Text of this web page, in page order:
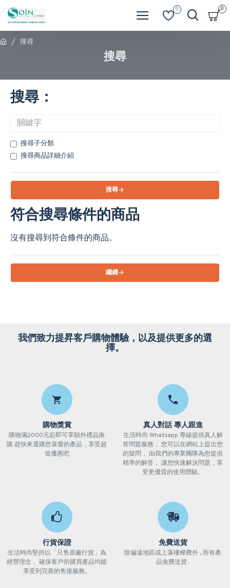
0 0
搜尋
搜尋
搜尋：
搜尋子分類
搜尋商品詳細介紹
搜尋
符合搜尋條件的商品
沒有搜尋到符合條件的商品。
繼續
我們致力提昇客戶購物體驗，以及提供更多的選
擇。
購物獎賞
購物滿2000元起即可享額外禮品換
購 趕快來選購您喜愛的產品，享受超
值優惠吧
真人對話 專人跟進
生活時尚 Whatsapp 專線提供真人解
答問題服務， 您可以在網站上提出您
的疑問， 由我們的專業團隊為您提供
精準的解答， 讓您快速解決問題，享
受更優質的使用體驗。
行貨保證
生活時尚堅持以「只售原廠行貨」為
經營理念， 確保客戶所購買產品均能
享受到完善的售後服務。
免費送貨
除偏遠地區或上落樓梯費外 , 所有產
品免費送貨 .